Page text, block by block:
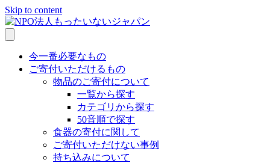
Skip to content
今一番必要なもの
ご寄付いただけるもの
物品のご寄付について
一覧から探す
カテゴリから探す
50音順で探す
食器の寄付に関して
ご寄付いただけない事例
持ち込みについて